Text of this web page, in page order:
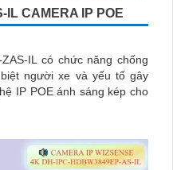
IL CAMERA IP POE
IL có chức năng chống
người xe và yếu tố gây